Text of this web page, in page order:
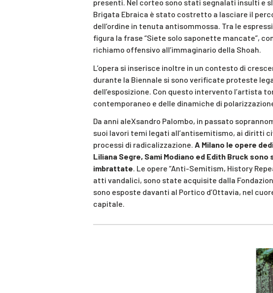
presenti. Nel corteo sono stati segnalati insulti e
Brigata Ebraica è stato costretto a lasciare il
dell’ordine in tenuta antisommossa. Tra le
figura la frase “Siete solo saponette mancate”,
richiamo offensivo all’immaginario della Shoah.
L’opera si inserisce inoltre in un contesto di
durante la Biennale si sono verificate proteste
dell’esposizione. Con questo intervento l’artista
contemporaneo e delle dinamiche di
Da anni aleXsandro Palombo, in passato
suoi lavori temi legati all’antisemitismo, ai diritti
processi di radicalizzazione. A Milano le opere
Liliana Segre, Sami Modiano ed Edith Bruck
imbrattate. Le opere “Anti-Semitism, History
atti vandalici, sono state acquisite dalla
sono esposte davanti al Portico d’Ottavia, nel
capitale.